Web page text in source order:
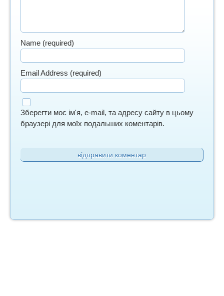
Name (required)
Email Address (required)
Зберегти моє ім'я, e-mail, та адресу сайту в цьому
браузері для моїх подальших коментарів.